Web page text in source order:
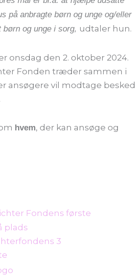
på anbragte børn og unge og/eller
og unge i sorg, udtaler hun.
onsdag den 2. oktober 2024.
Fonden træder sammen i
ansøgere vil modtage besked
hvem, der kan ansøge og
Fondens første
plads
3